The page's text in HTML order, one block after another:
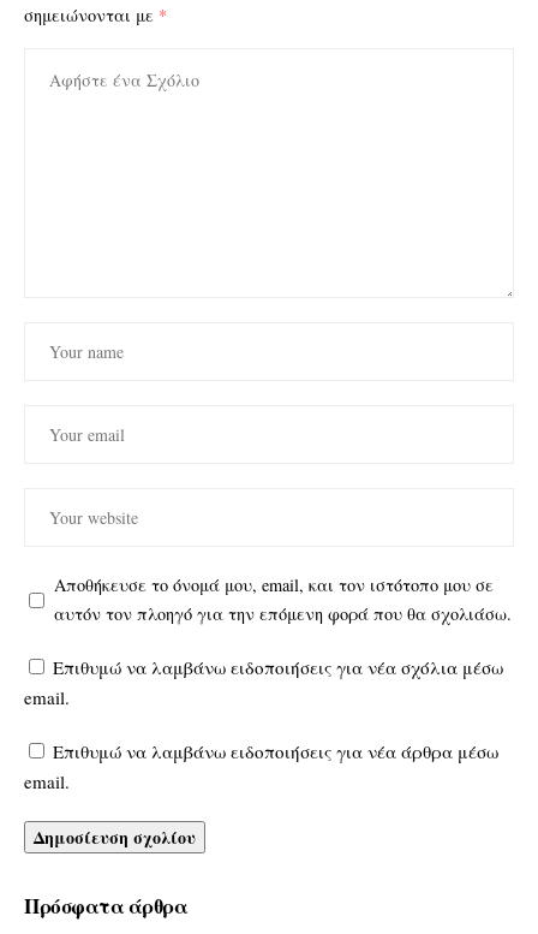
σημειώνονται με *
Αποθήκευσε το όνομά μου, email, και τον ιστότοπο μου σε
αυτόν τον πλοηγό για την επόμενη φορά που θα σχολιάσω.
Επιθυμώ να λαμβάνω ειδοποιήσεις για νέα σχόλια μέσω
email.
Επιθυμώ να λαμβάνω ειδοποιήσεις για νέα άρθρα μέσω
email.
Πρόσφατα άρθρα